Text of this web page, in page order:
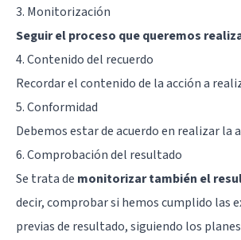
3. Monitorización
Seguir el proceso que queremos
4. Contenido del recuerdo
Recordar el contenido de la acción a
5. Conformidad
Debemos estar de acuerdo en realizar la
6. Comprobación del resultado
Se trata de monitorizar también el
decir, comprobar si hemos cumplido las
previas de resultado, siguiendo los